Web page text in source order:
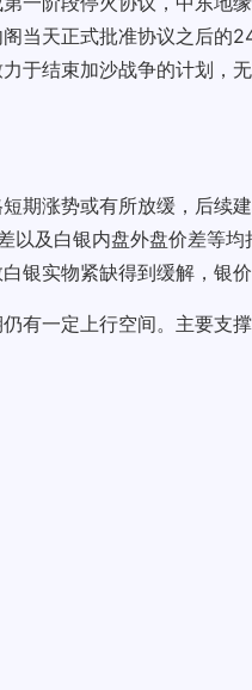
当天正式批准协议之后的
于结束加沙战争的计划，
期涨势或有所放缓，后续
以及白银内盘外盘价差等
银实物紧缺得到缓解，银
有一定上行空间。主要支